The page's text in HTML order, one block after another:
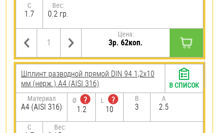
C
1.7
Вес:
0.2 гр.
Цена:
3р. 62коп.
Шплинт разводной прямой DIN 94 1,2х10
мм (нерж.) A4 (AISI 316)
Материал
A4 (AISI 316)
Ø
?
1.2
L
?
10
B
3
A
2.5
C Вес:
В СПИСОК